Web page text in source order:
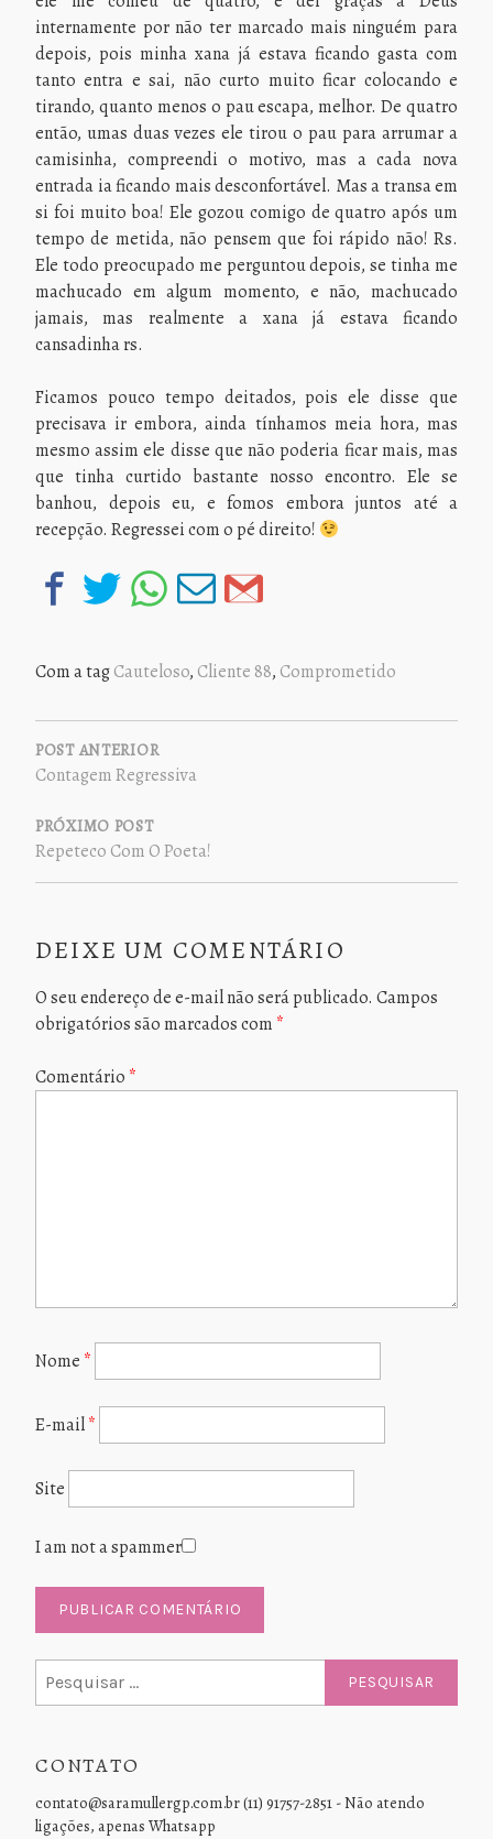
internamente por não ter marcado mais ninguém para
depois, pois minha xana já estava ficando gasta com
tanto entra e sai, não curto muito ficar colocando e
tirando, quanto menos o pau escapa, melhor. De quatro
então, umas duas vezes ele tirou o pau para arrumar a
camisinha, compreendi o motivo, mas a cada nova
entrada ia ficando mais desconfortável. Mas a transa em
si foi muito boa! Ele gozou comigo de quatro após um
tempo de metida, não pensem que foi rápido não! Rs.
Ele todo preocupado me perguntou depois, se tinha me
machucado em algum momento, e não, machucado
jamais, mas realmente a xana já estava ficando
cansadinha rs.
Ficamos pouco tempo deitados, pois ele disse que
precisava ir embora, ainda tínhamos meia hora, mas
mesmo assim ele disse que não poderia ficar mais, mas
que tinha curtido bastante nosso encontro. Ele se
banhou, depois eu, e fomos embora juntos até a
recepção. Regressei com o pé direito!
Com a tagCauteloso, Cliente 88, Comprometido
NAVEGAÇÃO
DE
POST
POST ANTERIOR
Contagem Regressiva
PRÓXIMO POST
Repeteco Com O Poeta!
DEIXE UM COMENTÁRIO
O seu endereço de e-mail não será publicado. Campos
obrigatórios são marcados com *
Comentário *
Nome *
E-mail*
Site
I am not a spammer
por:
CONTATO
contato@saramullergp.com.br (11) 91757-2851 - Não atendo
ligações, apenas Whatsapp